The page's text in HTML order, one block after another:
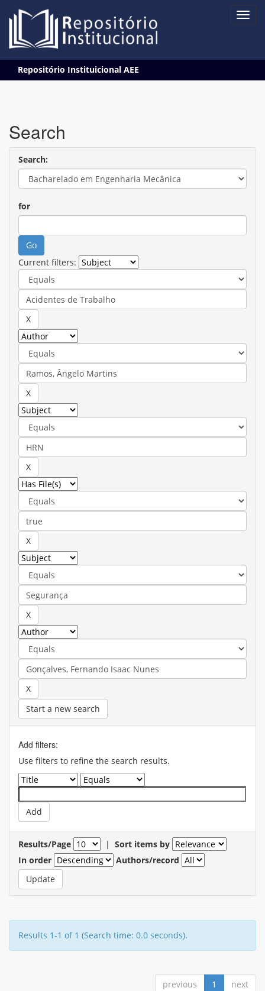
navigation
Repositório Instituicional AEE
Search
Search:
for
Current filters:
Start a new search
Add filters:
Use filters to refine the search results.
Results/Page | Sort items by
In order
Authors/record
Results 1-1 of 1 (Search time: 0.0 seconds).
previous 1 next